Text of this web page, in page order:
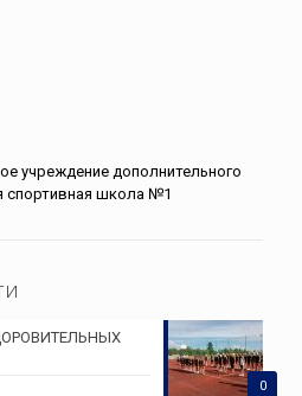
учреждение дополнительного
спортивная школа №1
0